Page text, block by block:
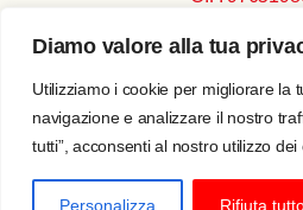
Diamo valore alla tua
Utilizziamo i cookie per migliorare la
navigazione e analizzare il nostro
tutti”, acconsenti al nostro utilizzo dei
Personalizza Rifiuta
Copyright © 2026 SOS India
Realizzato da